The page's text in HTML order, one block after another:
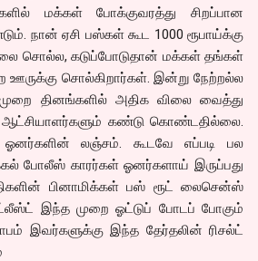
மக்கள் போக்குவரத்து சிறப்பான
நான் ஏசி பஸ்கள் கூட 1000 ரூபாய்க்கு
சொல்ல, கடுப்போடுதான் மக்கள் தங்கள்
சொல்கிறார்கள். இன்று நேற்றல்ல
தினங்களில் அதிக விலை வைத்து
ஆட்சியாளர்களும் கண்டு கொண்டதில்லை.
லஞ்சம். கூடவே எப்படி பல
போலீஸ் காரர்கள் ஓனர்களாய் இருப்பது
பினாமிக்கள் பஸ் ரூட் லைசென்ஸ்
இந்த முறை ஓட்டுப் போடப் போகும்
இவர்களுக்கு இந்த தேர்தலின் ரிசல்ட்